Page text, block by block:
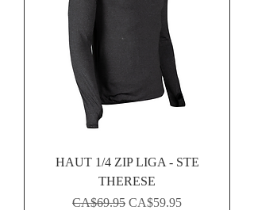
HAUT 1/4 ZIP LIGA - STE
THERESE
Regular Price
CA$69.95 Sale Price
CA$59.95